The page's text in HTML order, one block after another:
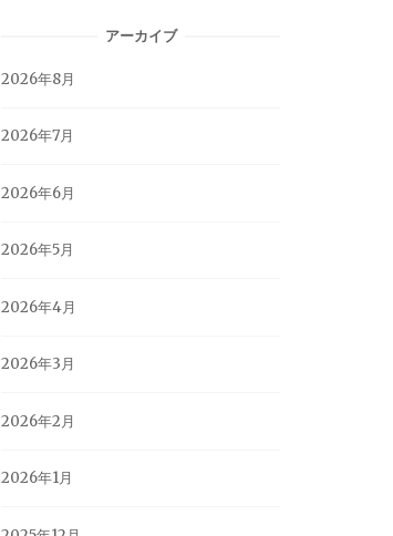
アーカイブ
2026年8月
2026年7月
2026年6月
2026年5月
2026年4月
2026年3月
2026年2月
2026年1月